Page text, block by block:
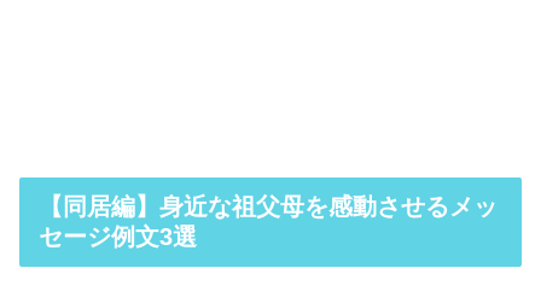
【同居編】身近な祖父母を感動させるメッ
セージ例文3選